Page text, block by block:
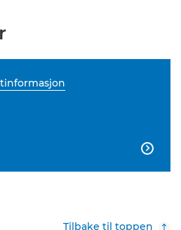

Tilbake til toppen